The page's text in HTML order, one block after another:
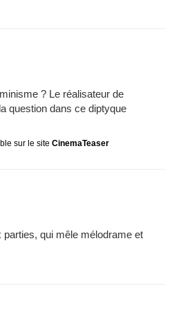
? Le réalisateur de
question dans ce diptyque
sur le site CinemaTeaser
qui mêle mélodrame et